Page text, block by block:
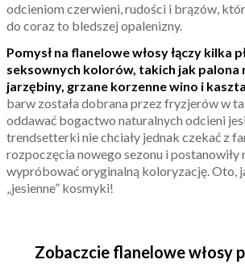
odcieniom czerwieni, rudości i brązów,
do coraz to bledszej opalenizny.
Pomysł na flanelowe włosy łączy kilka
seksownych kolorów, takich jak palona
jarzębiny, grzane korzenne wino i
barw została dobrana przez fryzjerów w
oddawać bogactwo naturalnych odcieni
trendsetterki nie chciały jednak czekać z
rozpoczęcia nowego sezonu i postanowiły
wypróbować oryginalną koloryzację. Oto,
„jesienne” kosmyki!
Zobaczcie flanelowe włosy